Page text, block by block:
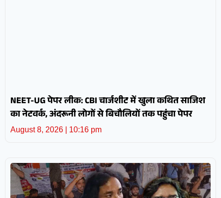
NEET-UG पेपर लीक: CBI चार्जशीट में खुला कथित साजिश
का नेटवर्क, अंदरूनी लोगों से बिचौलियों तक पहुंचा पेपर
August 8, 2026 10:16 pm